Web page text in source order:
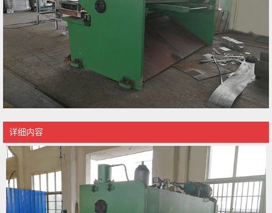
详细内容